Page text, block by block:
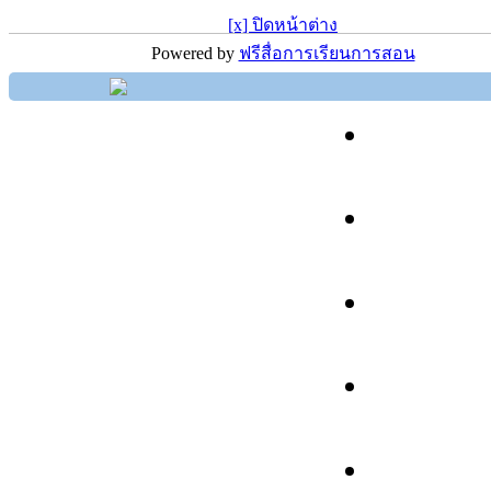
[x] ปิดหน้าต่าง
Powered by ฟรีสื่อการเรียนการสอน